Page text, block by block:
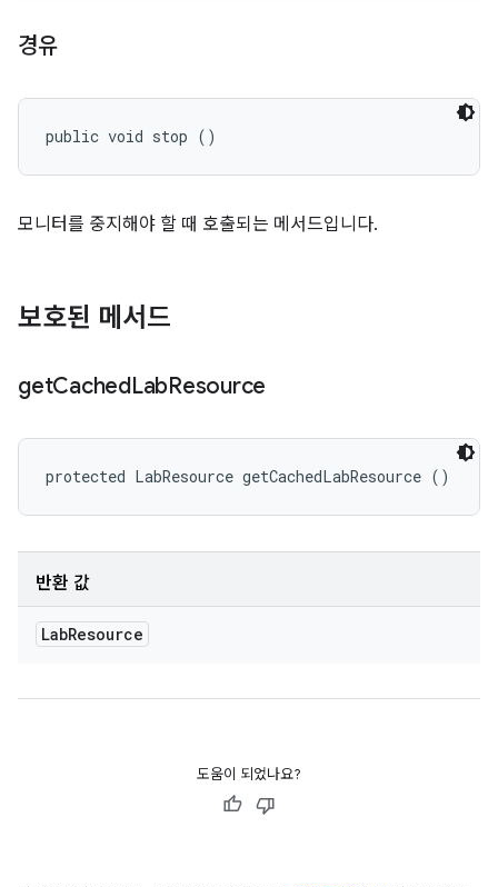
경유
public void stop ()
모니터를 중지해야 할 때 호출되는 메서드입니다.
보호된 메서드
getCachedLabResource
protected LabResource getCachedLabResource ()
반환 값
LabResource
도움이 되었나요?